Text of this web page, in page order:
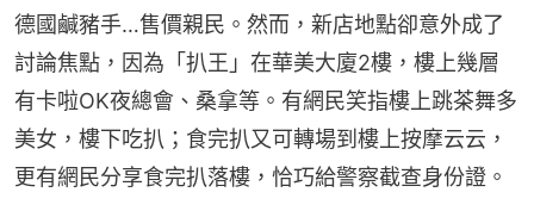
德國鹹豬手…售價親民。然而，新店地點卻意外成了
討論焦點，因為「扒王」在華美大廈2樓，樓上幾層
有卡啦OK夜總會、桑拿等。有網民笑指樓上跳茶舞多
美女，樓下吃扒；食完扒又可轉場到樓上按摩云云，
更有網民分享食完扒落樓，恰巧給警察截查身份證。